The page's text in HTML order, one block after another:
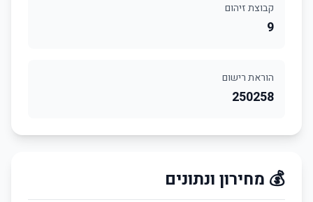
קבוצת זיהום
9
הוראת רישום
250258
💰 מחירון ונתונים